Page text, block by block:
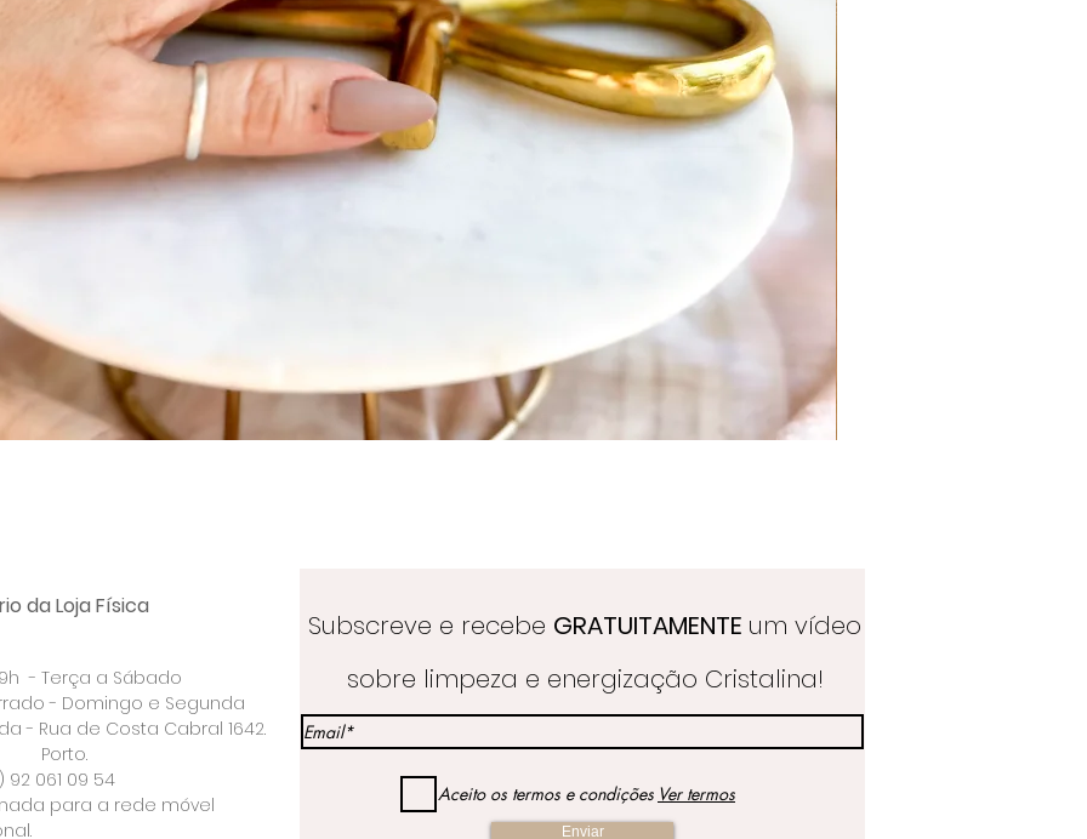
da Loja Física
- Terça a Sábado
- Domingo e Segunda
- Rua de Costa Cabral 1642.
92 061 09 54
para a rede móvel
Subscreve e recebe GRATUITAMENTE um vídeo
sobre limpeza e energização Cristalina!
Aceito os termos e condições Ver termos
Enviar